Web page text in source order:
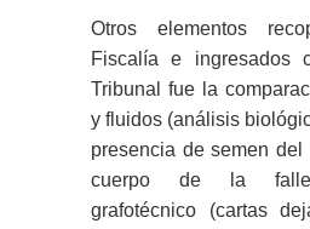
Otros elementos
Fiscalía e ingresados
Tribunal fue la
y fluidos (análisis
presencia de semen del
cuerpo de la
grafotécnico (cartas